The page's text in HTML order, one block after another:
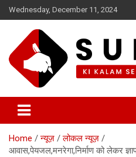
Skip
to
Wednesday, December 11, 2024
सूफी की कलम से
Home न्यूज़
लोकल न्यूज़
आवास,पेयजल,मनरेगा,निर्माण को लेकर